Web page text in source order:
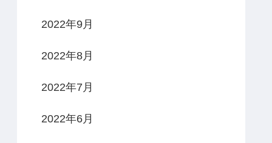
2022年9月
2022年8月
2022年7月
2022年6月